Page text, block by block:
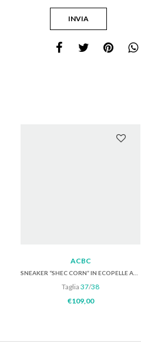
ACBC
Taglia 37/38
€109,00